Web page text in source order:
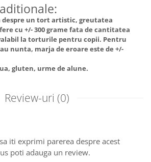
despre un tort artistic, greutatea
cu +/- 300 grame fata de cantitatea
la torturile pentru copii. Pentru
nunta, marja de eroare este de +/-
gluten, urme de alune.
Review-uri (0)
iti exprimi parerea despre acest
poti adauga un review.